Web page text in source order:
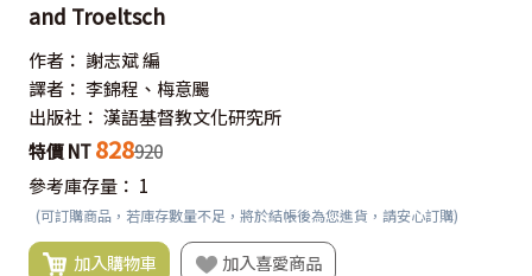
and Troeltsch
作者： 謝志斌 編
譯者： 李錦程、梅意颺
出版社： 漢語基督教文化研究所
特價 NT 828920
參考庫存量： 1
(可訂購商品，若庫存數量不足，將於結帳後為您進貨，請安心訂購)
加入購物車 加入喜愛商品